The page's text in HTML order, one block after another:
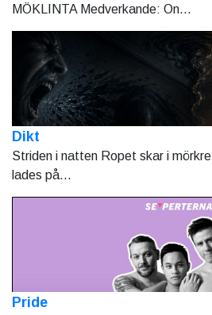
MÖKLINTA Medverkande: On...
Dikt
Striden i natten Ropet skar i
lades på...
Pride